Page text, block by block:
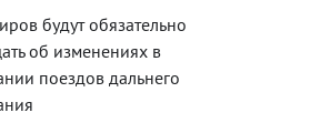
будут обязательно
об изменениях в
поездов дальнего